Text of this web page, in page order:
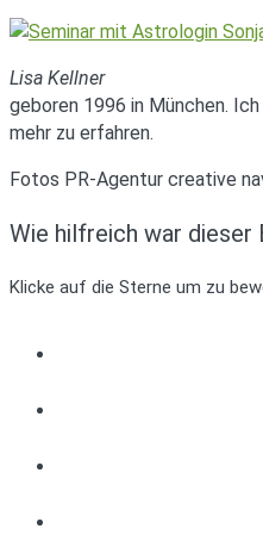
Lisa Kellner
geboren 1996 in München.
mehr zu erfahren.
Fotos PR-Agentur creative
Wie hilfreich war dieser
Klicke auf die Sterne um zu